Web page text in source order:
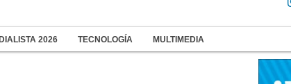
2026 TECNOLOGÍA MULTIMEDIA